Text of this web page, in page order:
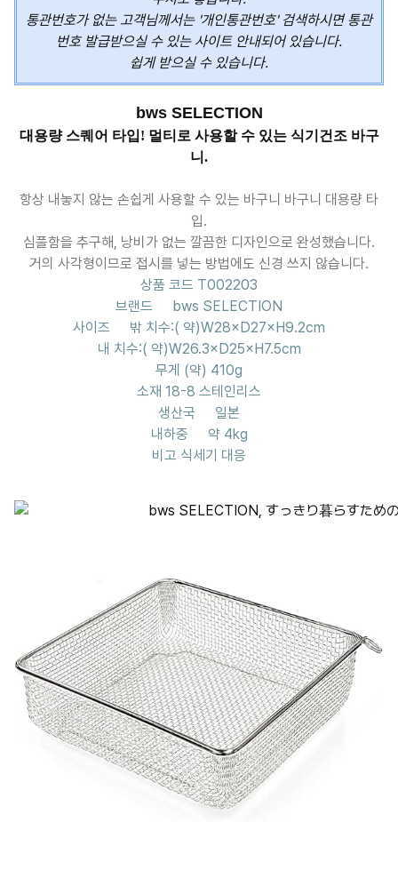
통관번호가 없는 고객님께서는 '개인통관번호' 검색하시면 통관
번호 발급받으실 수 있는 사이트 안내되어 있습니다.
쉽게 받으실 수 있습니다.
bws SELECTION
대용량 스퀘어 타입! 멀티로 사용할 수 있는 식기건조 바구
니.
항상 내놓지 않는 손쉽게 사용할 수 있는 바구니 바구니 대용량 타
입.
심플함을 추구해, 낭비가 없는 깔끔한 디자인으로 완성했습니다.
거의 사각형이므로 접시를 넣는 방법에도 신경 쓰지 않습니다.
상품 코드 T002203
브랜드
bws SELECTION
사이즈
밖 치수:( 약)W28×D27×H9.2cm
내 치수:( 약)W26.3×D25×H7.5cm
무게 (약) 410g
소재 18-8 스테인리스
생산국
일본
내하중
약 4kg
비고 식세기 대응